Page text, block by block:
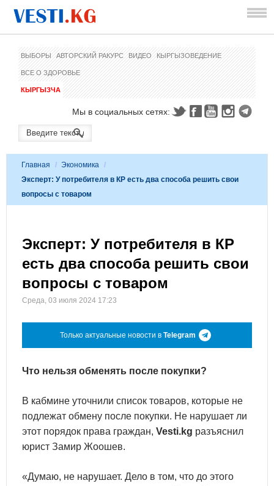
ВЫБОРЫ АВТОРСКИЙ РАКУРС ВИДЕО КЫРГЫЗОВЕДЕНИЕ
ВСЕ О ЗДОРОВЬЕ
КЫРГЫЗЧА
Мы в социальных сетях:
Главная / Экономика /
Эксперт: У потребителя в КР есть два способа решить свои
вопросы с товаром
Эксперт: У потребителя в КР
есть два способа решить свои
вопросы с товаром
Среда, 03 июля 2024 17:23
Только актуальные новости в Telegram
Что нельзя обменять после покупки?
В кабмине уточнили список товаров, которые не
подлежат обмену после покупки. Не нарушает ли
этот порядок права граждан, Vesti.kg разъяснил
юрист Замир Жоошев.
«Думаю, не нарушает. Дело в том, что до этого